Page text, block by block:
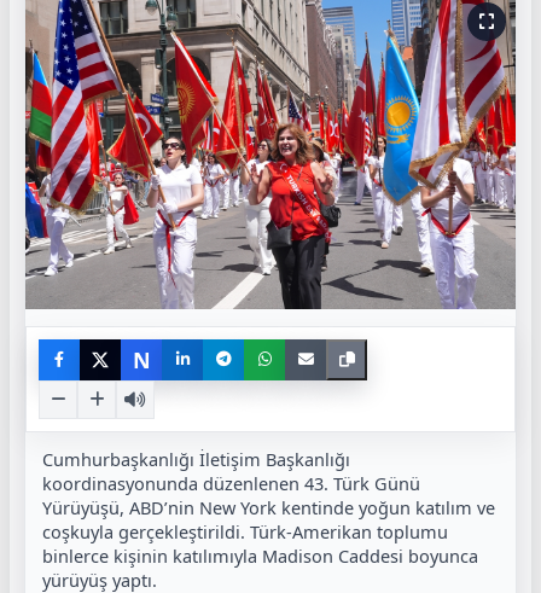
N
Cumhurbaşkanlığı İletişim Başkanlığı
koordinasyonunda düzenlenen 43. Türk Günü
Yürüyüşü, ABD’nin New York kentinde yoğun katılım ve
coşkuyla gerçekleştirildi. Türk-Amerikan toplumu
binlerce kişinin katılımıyla Madison Caddesi boyunca
yürüyüş yaptı.